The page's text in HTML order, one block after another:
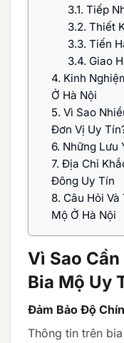
3.1. Tiếp
3.2. Thiết
3.3. Tiến
3.4. Giao
4. Kinh
Ở Hà Nội
5. Vì Sao
Đơn Vị Uy
6. Những Lưu
7. Địa Chỉ
Đông Uy Tín
8. Câu Hỏi
Mộ Ở Hà Nội
Vì Sao
Bia Mộ Uy
Đảm Bảo Độ
Thông tin trên